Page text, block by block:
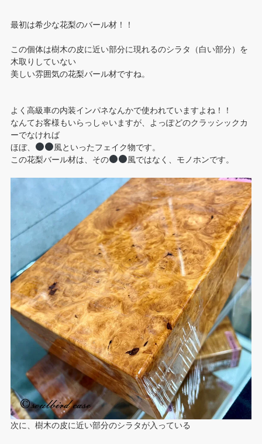
最初は希少な花梨のバール材！！
この個体は樹木の皮に近い部分に現れるのシラタ（白い部分）を
木取りしていない
美しい雰囲気の花梨バール材ですね。
よく高級車の内装インパネなんかで使われていますよね！！
なんてお客様もいらっしゃいますが、よっぽどのクラッシックカ
ーでなければ
ほぼ、
風といったフェイク物です。
この花梨バール材は、その
風ではなく、モノホンです。
次に、樹木の皮に近い部分のシラタが入っている